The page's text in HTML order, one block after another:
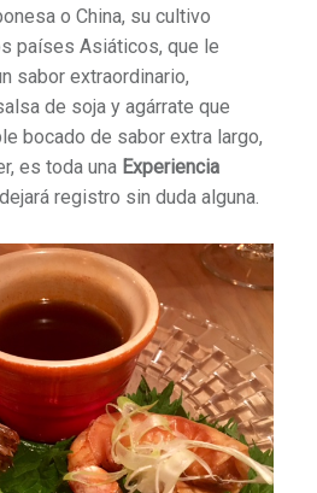
o China, su cultivo
países Asiáticos, que le
sabor extraordinario,
de soja y agárrate que
bocado de sabor extra largo,
es toda una Experiencia
registro sin duda alguna.